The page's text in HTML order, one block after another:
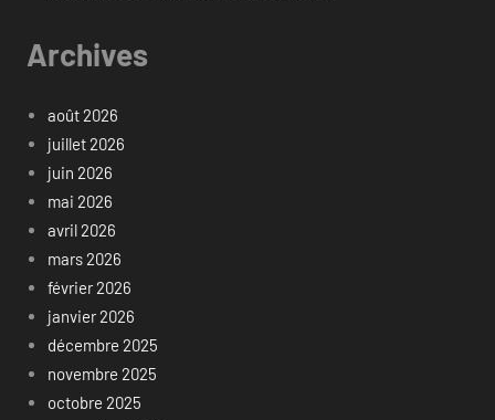
Archives
août 2026
juillet 2026
juin 2026
mai 2026
avril 2026
mars 2026
février 2026
janvier 2026
décembre 2025
novembre 2025
octobre 2025